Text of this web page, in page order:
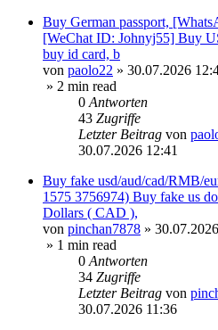
Buy German passport,
[WeChat ID: Johnyj55] Buy
buy id card, b
von paolo22 » 30.07.2026
» 2 min read
0 Antworten
43 Zugriffe
Letzter Beitrag von
30.07.2026 12:41
Buy fake usd/aud/cad/RMB/
1575 3756974) Buy fake us
Dollars ( CAD ),
von pinchan7878 »
» 1 min read
0 Antworten
34 Zugriffe
Letzter Beitrag von
30.07.2026 11:36